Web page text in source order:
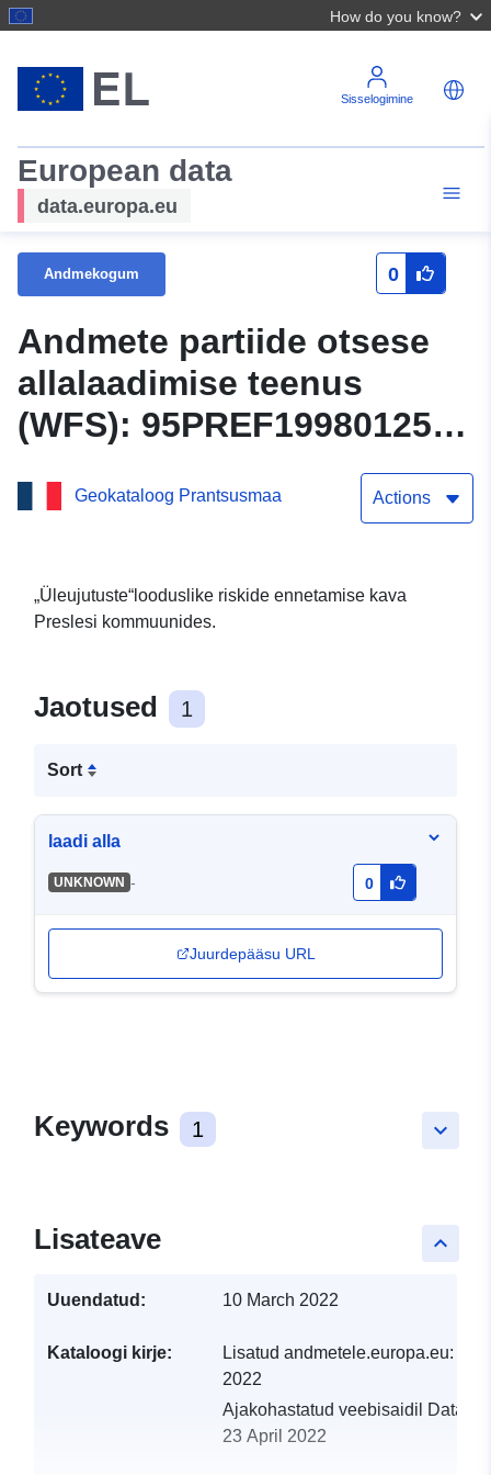
How do you know?
Sisselogimine
European data
data.europa.eu
Andmekogum 0
Andmete partiide otsese
allalaadimise teenus
(WFS): 95PREF19980125 –
Geokataloog Prantsusmaa Actions
„Üleujutuste“looduslike riskide ennetamise kava
Preslesi kommuunides.
Jaotused 1
Sort
laadi alla
UNKNOWN - 0
Juurdepääsu URL
keyboard_arrow_down
Keywords 1
keyboard_arrow_up
Lisateave
Uuendatud: 10 March 2022
Kataloogi kirje: Lisatud andmetele.europa.eu:
2022
Ajakohastatud veebisaidil
23 April 2022